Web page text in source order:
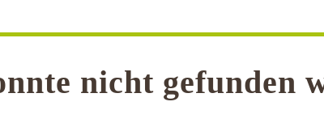
nicht gefunden